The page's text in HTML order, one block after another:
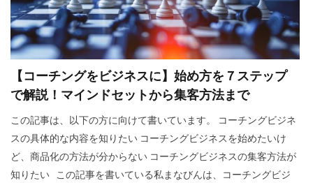
【コーチングをビジネスに】始め方を７ステップ
で解説！マインドセットから集客方法まで
この記事は、以下の方に向けて書いています。 コーチングビジネ
スの具体的な内容を知りたい コーチングビジネスを始めたいけ
ど、商品化の方法が分からない コーチングビジネスの集客方法が
知りたい この記事を書いている私まなびんは、コーチングビジ